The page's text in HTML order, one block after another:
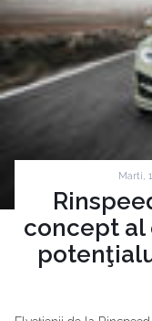
Marti,
concept al